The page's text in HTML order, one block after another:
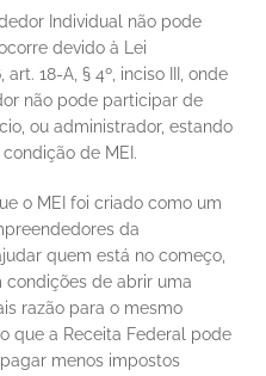
Individual não pode
devido à Lei
18-A, § 4º, inciso III, onde
não pode participar de
ou administrador, estando
de MEI.
o MEI foi criado como um
da
quem está no começo,
condições de abrir uma
razão para o mesmo
que a Receita Federal pode
menos impostos